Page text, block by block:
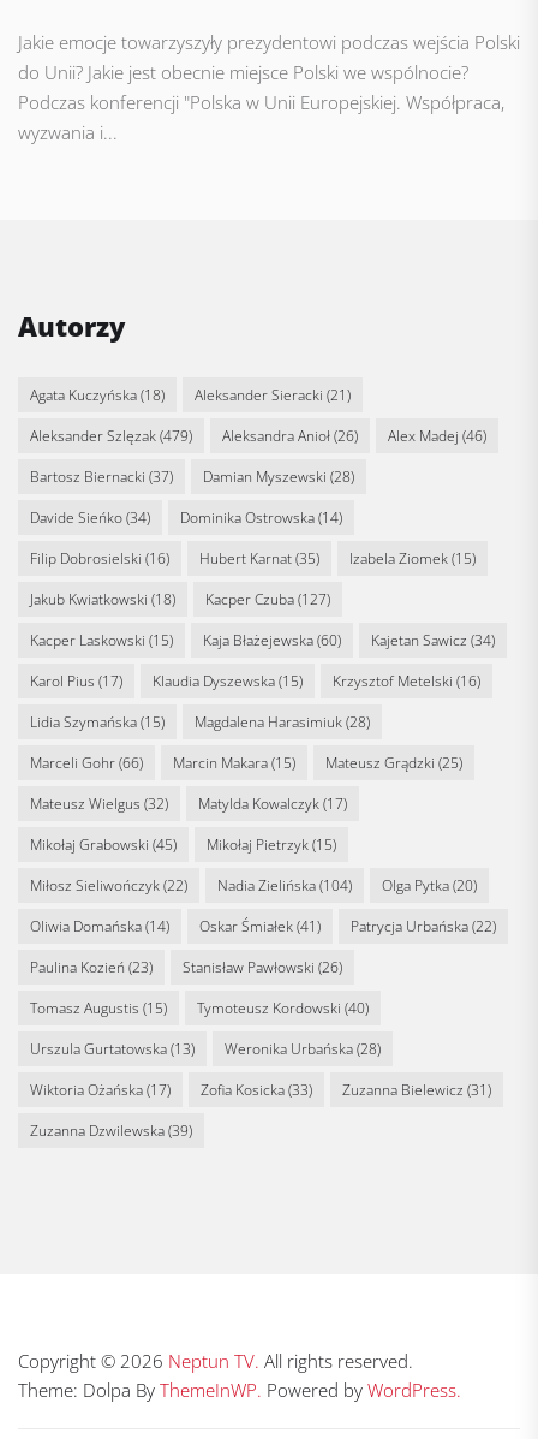
Jakie emocje towarzyszyły prezydentowi podczas wejścia Polski
do Unii? Jakie jest obecnie miejsce Polski we wspólnocie?
Podczas konferencji "Polska w Unii Europejskiej. Współpraca,
wyzwania i...
Autorzy
Agata Kuczyńska(18) Aleksander Sieracki (21)
Aleksander Szlęzak(479) Aleksandra Anioł(26) Alex Madej (46)
Bartosz Biernacki (37) Damian Myszewski (28)
Davide Sieńko(34) Dominika Ostrowska(14)
Filip Dobrosielski (16) Hubert Karnat(35) Izabela Ziomek(15)
Jakub Kwiatkowski (18) Kacper Czuba(127)
Kacper Laskowski (15) Kaja Błażejewska(60) Kajetan Sawicz (34)
Karol Pius (17) Klaudia Dyszewska(15) Krzysztof Metelski (16)
Lidia Szymańska(15) Magdalena Harasimiuk(28)
Marceli Gohr(66) Marcin Makara(15) Mateusz Grądzki (25)
Mateusz Wielgus (32) Matylda Kowalczyk(17)
Mikołaj Grabowski (45) Mikołaj Pietrzyk(15)
Miłosz Sieliwończyk(22) Nadia Zielińska(104) Olga Pytka(20)
Oliwia Domańska(14) Oskar Śmiałek(41) Patrycja Urbańska(22)
Paulina Kozień (23) Stanisław Pawłowski (26)
Tomasz Augustis (15) Tymoteusz Kordowski (40)
Urszula Gurtatowska(13) Weronika Urbańska(28)
Wiktoria Ożańska(17) Zofia Kosicka(33) Zuzanna Bielewicz (31)
Zuzanna Dzwilewska(39)
Copyright © 2026 Neptun TV. All rights reserved.
Theme: Dolpa By ThemeInWP. Powered by WordPress.